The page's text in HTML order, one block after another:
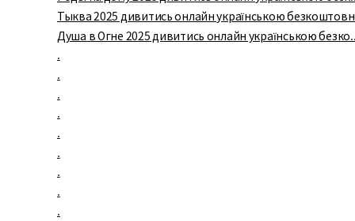
Тыква 2025 дивитись онлайн українською
Душа в Огне 2025 дивитись онлайн українською
.
.
.
.
.
.
.
.
.